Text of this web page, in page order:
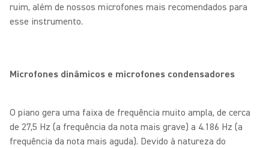
ruim, além de nossos microfones mais recomendados para
esse instrumento.
Microfones dinâmicos e microfones condensadores
O piano gera uma faixa de frequência muito ampla, de cerca
de 27,5 Hz (a frequência da nota mais grave) a 4.186 Hz (a
frequência da nota mais aguda). Devido à natureza do